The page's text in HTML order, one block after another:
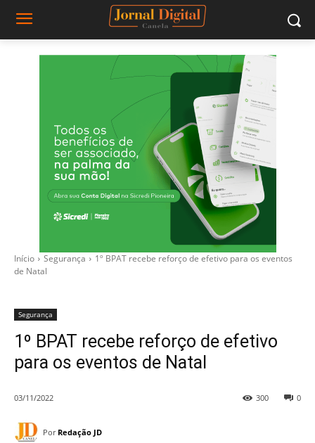
Início Segurança
1º BPAT recebe reforço de efetivo para os eventos
de Natal
Segurança
1º BPAT recebe reforço de efetivo
para os eventos de Natal
03/11/2022 0
300
Por Redação JD